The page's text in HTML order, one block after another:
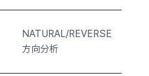
NATURAL/REVERSE
方向分析